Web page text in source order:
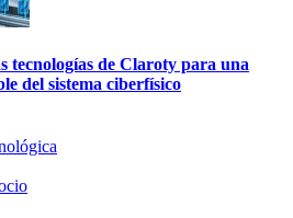
tecnologías de Claroty para una
del sistema ciberfísico